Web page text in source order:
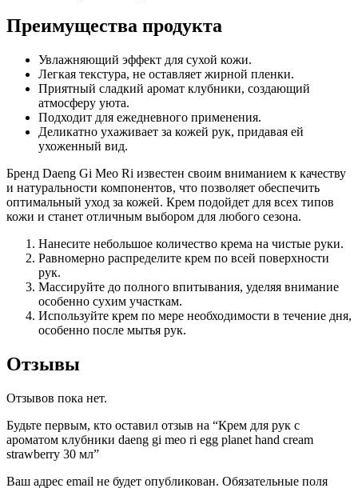
Преимущества продукта
Увлажняющий эффект для сухой кожи.
Легкая текстура, не оставляет жирной пленки.
Приятный сладкий аромат клубники, создающий
атмосферу уюта.
Подходит для ежедневного применения.
Деликатно ухаживает за кожей рук, придавая ей
ухоженный вид.
Бренд Daeng Gi Meo Ri известен своим вниманием к качеству
и натуральности компонентов, что позволяет обеспечить
оптимальный уход за кожей. Крем подойдет для всех типов
кожи и станет отличным выбором для любого сезона.
Нанесите небольшое количество крема на чистые руки.
Равномерно распределите крем по всей поверхности
рук.
Массируйте до полного впитывания, уделяя внимание
особенно сухим участкам.
Используйте крем по мере необходимости в течение дня,
особенно после мытья рук.
Отзывы
Отзывов пока нет.
Будьте первым, кто оставил отзыв на “Крем для рук с
ароматом клубники daeng gi meo ri egg planet hand cream
strawberry 30 мл”
Ваш адрес email не будет опубликован. Обязательные поля